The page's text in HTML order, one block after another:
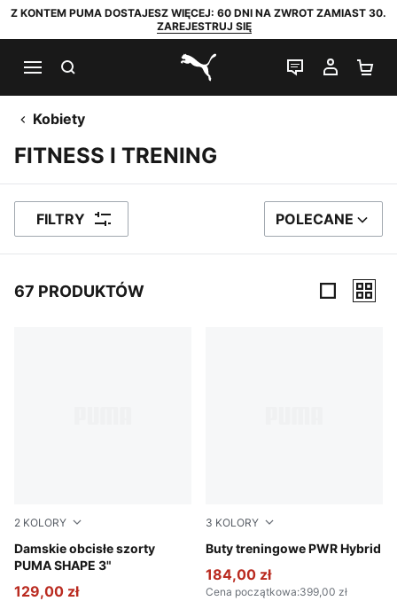
Z KONTEM PUMA DOSTAJESZ WIĘCEJ: 60 DNI NA ZWROT ZAMIAST 30.
ZAREJESTRUJ SIĘ
PUMA.com
CZAT NA
MOJE
Kobiety
FITNESS I TRENING
FILTRY SORTUJ WEDŁUG
POLECANE
67 PRODUKTÓW
2 KOLORY
Damskie obcisłe szorty
PUMA SHAPE 3"
Puma Black
129,00 zł
3 KOLORY
Buty treningowe PWR Hybrid
PUMA White-Apple Spritz-
184,00 zł
Cena początkowa:399,00 zł